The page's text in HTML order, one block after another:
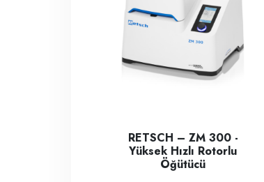
RETSCH – ZM 300 -
Yüksek Hızlı Rotorlu
Öğütücü